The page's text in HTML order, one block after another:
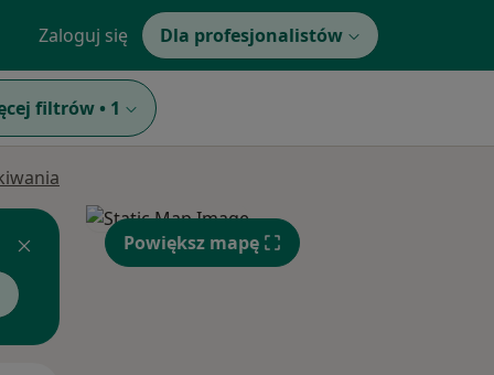
Zaloguj się Dla profesjonalistów
filtrów • 1
Powiększ mapę